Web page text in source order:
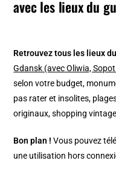
avec les lieux du
Retrouvez tous les lieux
Gdansk (avec Oliwia,
selon votre budget,
pas rater et insolites,
originaux, shopping
Bon plan ! Vous pouvez
une utilisation hors